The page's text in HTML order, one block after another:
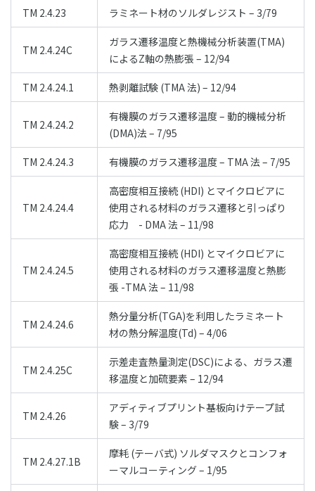
TM 2.4.23 ラミネート材のソルダレジスト – 3/79
TM 2.4.24C
ガラス遷移温度と熱機械分析装置(TMA)
によるZ軸の熱膨張 – 12/94
TM 2.4.24.1 熱剥離試験 (TMA 法) – 12/94
TM 2.4.24.2
有機膜のガラス遷移温度 – 動的機械分析
(DMA)法 – 7/95
TM 2.4.24.3 有機膜のガラス遷移温度 – TMA 法 – 7/95
TM 2.4.24.4
高密度相互接続 (HDI) とマイクロビアに
使用される材料のガラス遷移と引っぱり
応力 - DMA 法 – 11/98
TM 2.4.24.5
高密度相互接続 (HDI) とマイクロビアに
使用される材料のガラス遷移温度と熱膨
張 -TMA 法 – 11/98
TM 2.4.24.6
熱分量分析(TGA)を利用したラミネート
材の熱分解温度(Td) – 4/06
TM 2.4.25C
示差走査熱量測定(DSC)による、ガラス遷
移温度と加硫要素 – 12/94
TM 2.4.26
アディティブプリント基板向けテープ試
験 – 3/79
TM 2.4.27.1B
摩耗 (テーバ式) ソルダマスクとコンフォ
ーマルコーティング – 1/95